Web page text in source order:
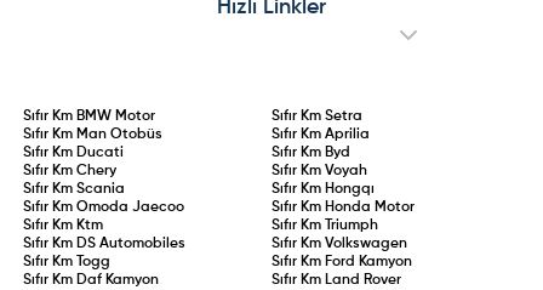
puanının aşılması, 0,20 promil üzeri
performansıyla model adeta sınıfta
Hızlı Linkler
Sıfır Km BMW Motor Sıfır Km Setra
Sıfır Km Man Otobüs Sıfır Km Aprilia
Sıfır Km Ducati Sıfır Km Byd
Sıfır KmChery Sıfır Km Voyah
Sıfır KmScania Sıfır Km Hongqı
Sıfır KmOmoda Jaecoo Sıfır Km Honda Motor
Sıfır Km Ktm Sıfır Km
Triumph
Sıfır Km DS Automobiles Sıfır Km Volkswagen
Sıfır Km
Togg Sıfır Km Ford Kamyon
Sıfır Km Daf Kamyon Sıfır Km Land Rover